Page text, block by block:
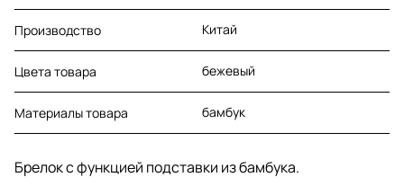
Производство Китай
Цвета товара бежевый
Материалы товара бамбук
Брелок с функцией подставки из бамбука.